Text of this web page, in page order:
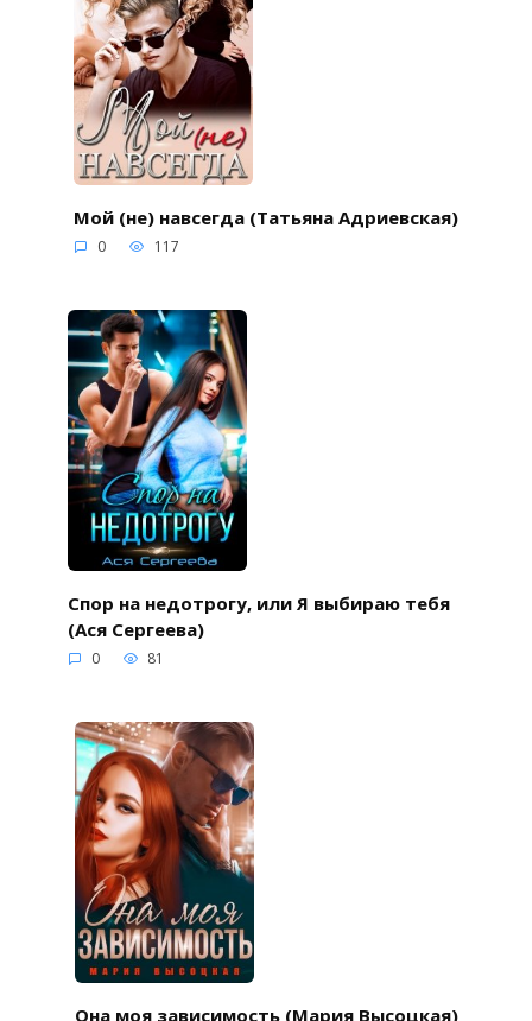
Мой (не) навсегда (Татьяна Адриевская)
0 117
Спор на недотрогу, или Я выбираю тебя
(Ася Сергеева)
0 81
Она моя зависимость (Мария Высоцкая)